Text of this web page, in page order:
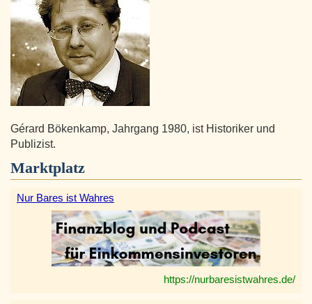
Gérard Bökenkamp, Jahrgang 1980, ist Historiker und
Publizist.
Marktplatz
Nur Bares ist Wahres
https://nurbaresistwahres.de/